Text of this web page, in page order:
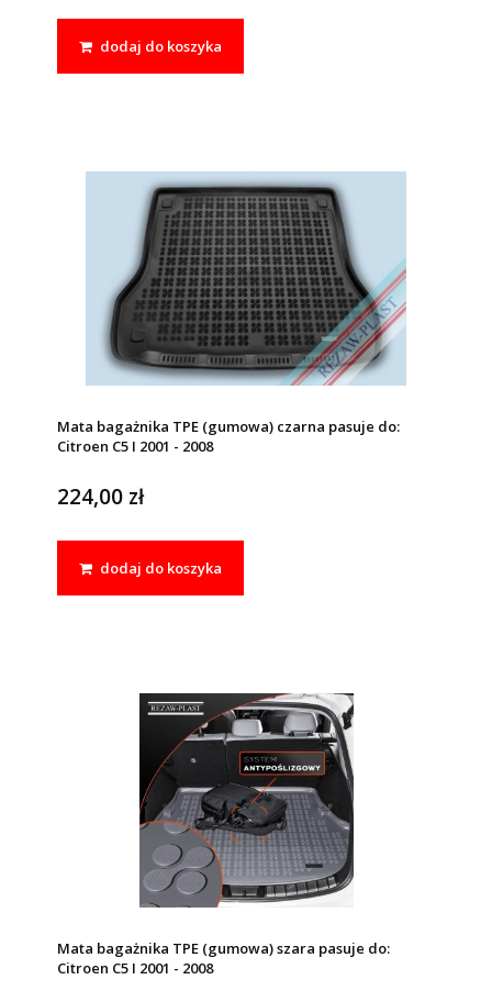
dodaj do koszyka
Mata bagażnika TPE (gumowa) czarna pasuje do:
Citroen C5 I 2001 - 2008
224,00 zł
dodaj do koszyka
Mata bagażnika TPE (gumowa) szara pasuje do:
Citroen C5 I 2001 - 2008